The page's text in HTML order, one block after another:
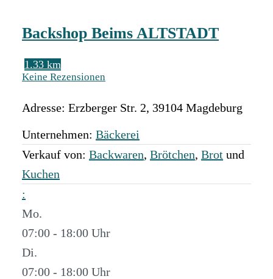
Backshop Beims ALTSTADT
1.33 km
Keine Rezensionen
Adresse: Erzberger Str. 2, 39104 Magdeburg
Unternehmen: Bäckerei
Verkauf von: Backwaren, Brötchen, Brot und
Kuchen
:
Mo.
07:00 - 18:00
Di.
07:00 - 18:00